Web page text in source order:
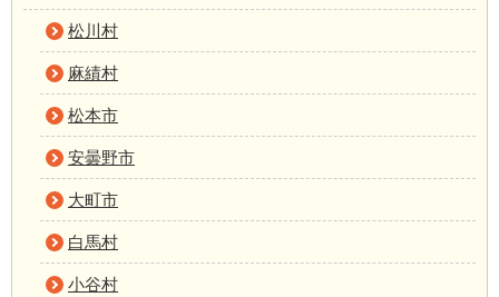
松川村
麻績村
松本市
安曇野市
大町市
白馬村
小谷村